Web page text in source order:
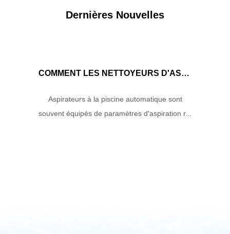
Dernières Nouvelles
COMMENT LES NETTOYEURS D'ASPIRATEURS DE PISCINE AUTOMATIQUES GÈRENT-ILS LE DÉBIT D'EAU ET LA PUISSANCE D'ASPIRATION POUR ASSURER DES PERFORMANCES DE NETTOYAGE OPTIMALES?
Aspirateurs à la piscine automatique sont
souvent équipés de paramètres d'aspiration r...